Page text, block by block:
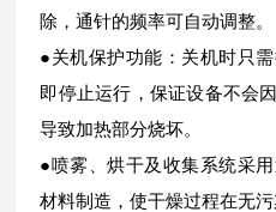
除，通针的频率可自动调整。
●关机保护功能：关机时只
即停止运行，保证设备不会
导致加热部分烧坏。
●喷雾、烘干及收集系统采
材料制造，使干燥过程在无污